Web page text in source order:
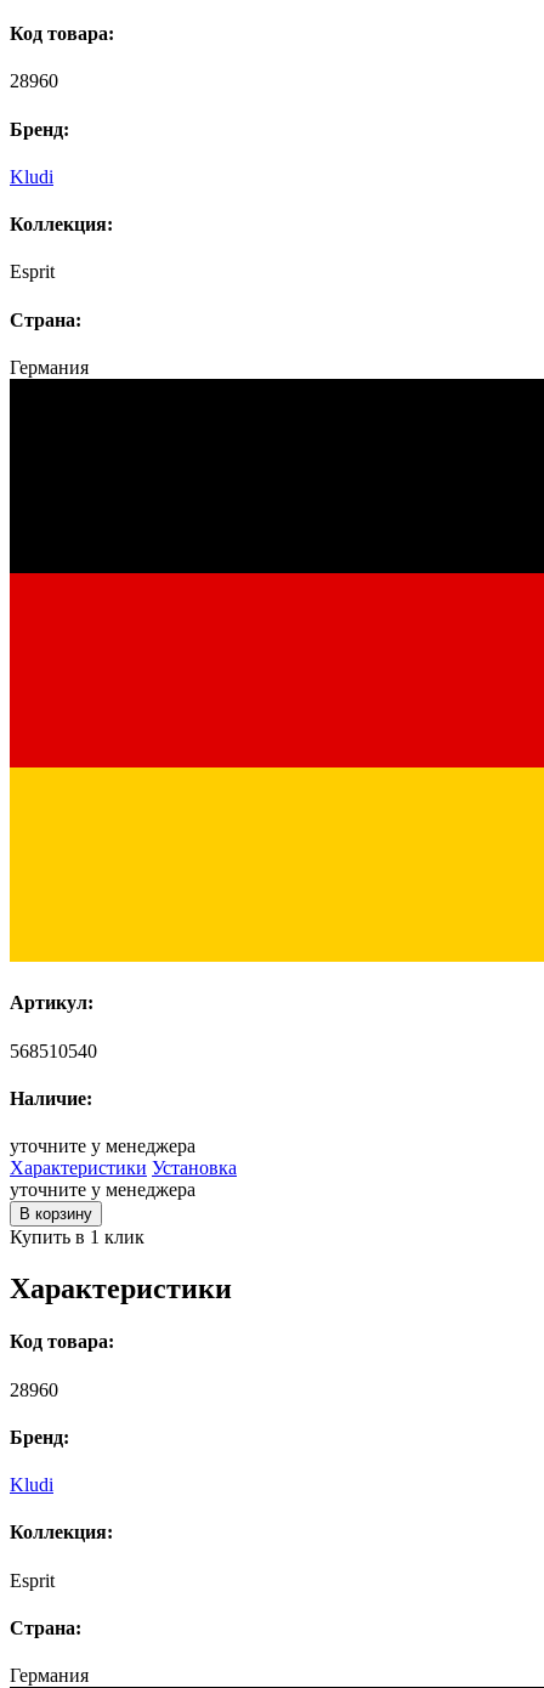
Код товара:
28960
Бренд:
Kludi
Коллекция:
Esprit
Страна:
Германия
Артикул:
568510540
Наличие:
уточните у менеджера
Характеристики Установка
уточните у менеджера
В корзину
Купить в 1 клик
Характеристики
Код товара:
28960
Бренд:
Kludi
Коллекция:
Esprit
Страна:
Германия